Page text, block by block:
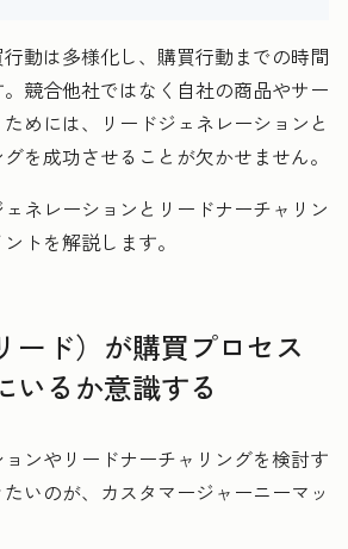
動は多様化し、購買行動までの時間
競合他社ではなく自社の商品やサー
めには、リードジェネレーションと
を成功させることが欠かせません。
ネレーションとリードナーチャリン
トを解説します。
ード）が購買プロセス
いるか意識する
ンやリードナーチャリングを検討す
いのが、カスタマージャーニーマッ